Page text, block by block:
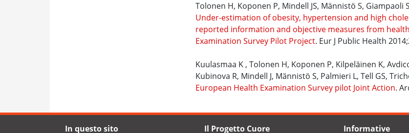
Tolonen H, Koponen P, Mindell JS, Männistö S, Giampaoli
Under-estimation of obesity, hypertension and high
reported information and objective measures from
Examination Survey Pilot Project. Eur J Public Health
Kuulasmaa K , Tolonen H, Koponen P, Kilpeläinen K,
Kubinova R, Mindell J, Männistö S, Palmieri L, Tell GS,
European Health Examination Survey pilot Joint Action.
In questo sito Il Progetto Cuore Informative